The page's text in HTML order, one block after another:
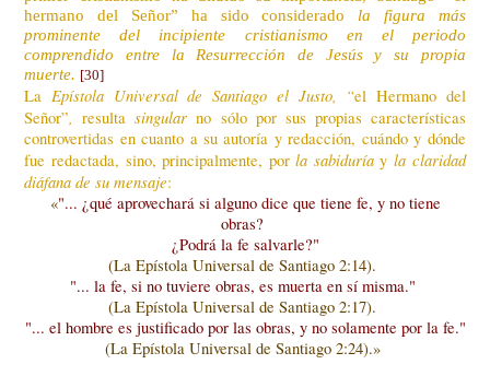
hermano del Señor” ha sido considerado la figura más
prominente del incipiente cristianismo en el periodo
comprendido entre la Resurrección de Jesús y su propia
muerte. [30]
La Epístola Universal de Santiago el Justo, “el Hermano del
Señor”
,resultasingular no sólo por sus propias características
controvertidas en cuanto a su autoría y redacción, cuándo y dónde
fue redactada, sino, principalmente, porla sabiduríayla claridad
diáfana de su mensaje:
«"... ¿qué aprovechará si alguno dice que tiene fe, y no tiene
obras?
¿Podrá la fe salvarle?"
(La Epístola Universal de Santiago 2:14).
"... la fe, si no tuviere obras, es muerta en sí misma."
(La Epístola Universal de Santiago 2:17).
"... el hombre es justificado por las obras, y no solamente por la fe."
(La Epístola Universal de Santiago 2:24).»